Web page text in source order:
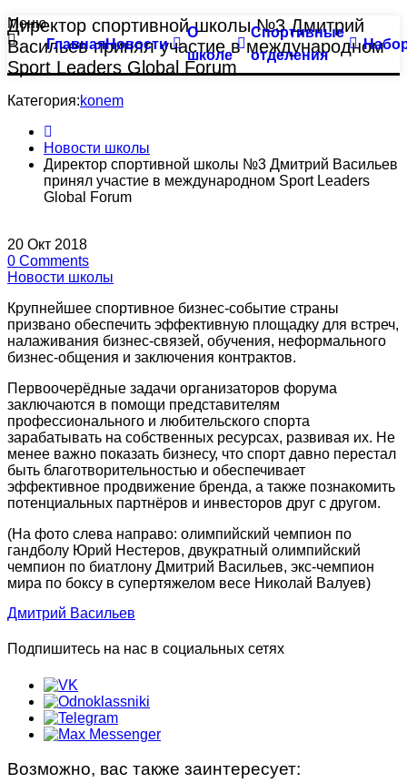
Меню
ГлавнаяНовости
О
школе
Спортивные
отделения
Тхэквондо
Биатлон
Пулевая стрельба
Пулевая стрельба (спорт глухих)
Синхронное плавание
Современное пятиборье
Спортивная гимнастика
Фристайл
НАБОР
Документы по спортивной подготовке
Большой бассейн
Оздоровительное плавание
Группа «Барракуда»
Аквааэробика
Индивидуальные занятия
Малый бассейн
Группа «Веселый лягушонок»
Группа «Начальной подготовки»
Группа «Русалочка»
Индивидуальные занятия
Фитнес занятия
Фитнес, аэробика
Детский фитнес с элементами самообороны
Детский фитнес с элементами гимнастики
тренировка
Директор спортивной школы №3 Дмитрий
Васильев принял участие в международном
Sport Leaders Global Forum
Категория:konem
Новости школы
Директор спортивной школы №3 Дмитрий Васильев
принял участие в международном Sport Leaders
Global Forum
20 Окт 2018
0 Comments
Новости школы
Крупнейшее спортивное бизнес-событие страны
призвано обеспечить эффективную площадку для встреч,
налаживания бизнес-связей, обучения, неформального
бизнес-общения и заключения контрактов.
Первоочерёдные задачи организаторов форума
заключаются в помощи представителям
профессионального и любительского спорта
зарабатывать на собственных ресурсах, развивая их. Не
менее важно показать бизнесу, что спорт давно перестал
быть благотворительностью и обеспечивает
эффективное продвижение бренда, а также познакомить
потенциальных партнёров и инвесторов друг с другом.
(На фото слева направо: олимпийский чемпион по
гандболу Юрий Нестеров, двукратный олимпийский
чемпион по биатлону Дмитрий Васильев, экс-чемпион
мира по боксу в супертяжелом весе Николай Валуев)
Дмитрий Васильев
Подпишитесь на нас в социальных сетях
Возможно, вас также заинтересует: